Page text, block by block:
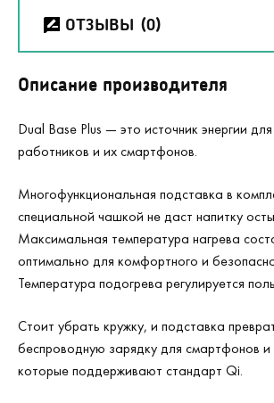
ОТЗЫВЫ (0)
Описание производителя
Dual Base Plus — это источник энергии
работников и их смартфонов.
Многофункциональная подставка в
специальной чашкой не даст напитку
Максимальная температура нагрева
оптимально для комфортного и
Температура подогрева регулируется
Стоит убрать кружку, и подставка
беспроводную зарядку для смартфонов и
которые поддерживают стандарт Qi.